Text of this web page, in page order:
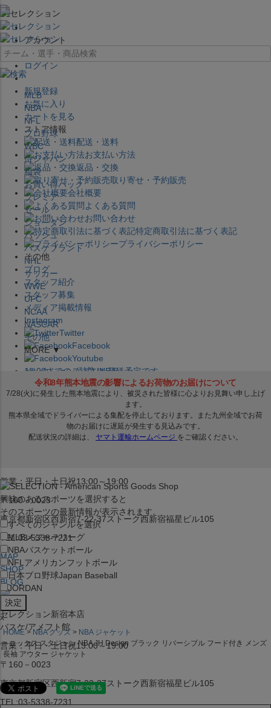
×
アカウント
ログイン
新規登録
お気に入り
カートを見る
ストア情報
配送・送料
お支払い方法
返品・交換
取り寄せ・予約販売
会社概要
よくある質問
お問い合わせ
特定商取引法に基づく表記
プライバシーポリシー
その他
ブログ
スタッフ紹介
スタッフ募集
メディア掲載情報
Instagram
Twitter
Facebook
Youtube
セレクション公式LINE@
営業：平日・土日祝13:00～19:00
〒160－0023
東京都新宿区西新宿7-22-37ストーク西新宿福星ビル105
TEL:03-5338-7231
MAP
SHOP
BLOG
セレクション新宿本店
バスケ/アメフト館
営業：平日・土日祝13:00～19:00
〒160－0023
東京都新宿区西新宿7-22-37ストーク西新宿福星ビル105
TEL:03-5338-7231
MLB
NBA
NFL
プロ野球
WBC
侍ジャパン
福袋
お買い得パック
プレミア
セール
ジョーダン
バッシュ
バスケブランド
NHL
サッカー
WWE
UFC
NCAA
NASCAR
その他
MORE ▼
12:00までのご注文は発送予定です。
在庫品は 1-3営業日内で発送!! ※お取寄せ商品は対象外
興味のあるスポーツを選択すると
そのスポーツの最新情報が表示されます。
すべてのジャンルを選択
MLBメジャーリーグ
NBAバスケットボール
NFL アメリカンフットボール
日本プロ野球Japan Baseball
JORDAN
x
HOME NBA グッズ
NBA ジャケット
ニックス スタジャン NBA JH Design ブラック リバーシブル フード付き メンズ
長袖 アウター ジャケット